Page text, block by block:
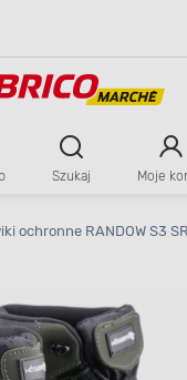
zawartości
Szukaj Moje
ochronne RANDOW S3